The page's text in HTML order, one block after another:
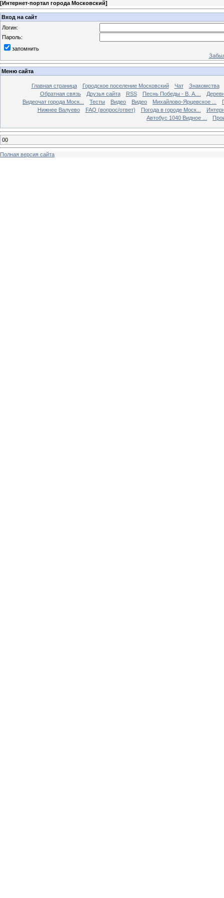
[Интернет-портал города Московский]
Вход на сайт
Логин:
Пароль:
запомнить
Меню сайта
Главная страница Городское поселение Московский Чат
Знакомства
Обратная связь
Друзья сайта RSS Песнь Победы - В. А....
Видеочат города Моск...
Тесты Видео Видео Михайлово-Ярцевское ...
Нижнее Валуево
FAQ (вопрос/ответ) Погода в городе Моск...
Автобус 1040 Видное ...
00
Полная версия сайта